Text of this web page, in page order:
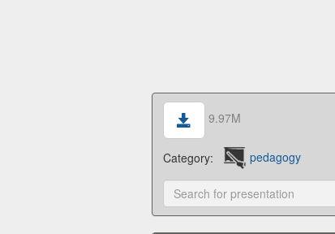
9.97M
Category: pedagogy